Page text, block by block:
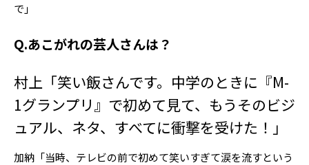
で」
Q.あこがれの芸人さんは？
村上「笑い飯さんです。中学のときに『M-
1グランプリ』で初めて見て、もうそのビジ
ュアル、ネタ、すべてに衝撃を受けた！」
加納「当時、テレビの前で初めて笑いすぎて涙を流すという